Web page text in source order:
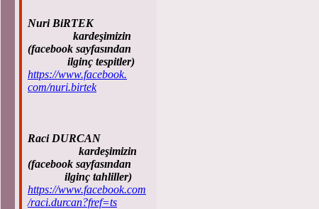
Nuri BiRTEK
kardeşimizin
(facebook sayfasından
ilginç tespitler)
https://www.facebook.
com/nuri.birtek
Raci DURCAN
kardeşimizin
(facebook sayfasından
ilginç tahliller)
https://www.facebook.com
/raci.durcan?fref=ts